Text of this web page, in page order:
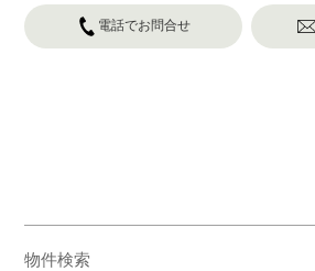
電話でお問合せ
物件検索